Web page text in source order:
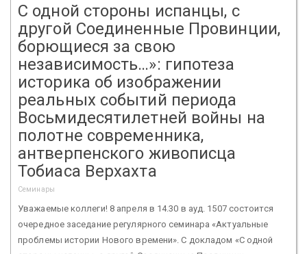
С одной стороны испанцы, с
другой Соединенные Провинции,
борющиеся за свою
независимость…»: гипотеза
историка об изображении
реальных событий периода
Восьмидесятилетней войны на
полотне современника,
антверпенского живописца
Тобиаса Верхахта
Семинары
Уважаемые коллеги! 8 апреля в 14.30 в ауд. 1507 состоится
очередное заседание регулярного семинара «Актуальные
проблемы истории Нового времени». С докладом «С одной